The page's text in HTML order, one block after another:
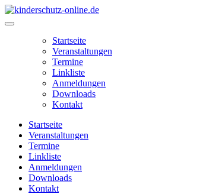
Zum
Inhalt
Main
Startseite
Veranstaltungen
Termine
Linkliste
Anmeldungen
Downloads
Kontakt
Startseite
Veranstaltungen
Termine
Linkliste
Anmeldungen
Downloads
Kontakt